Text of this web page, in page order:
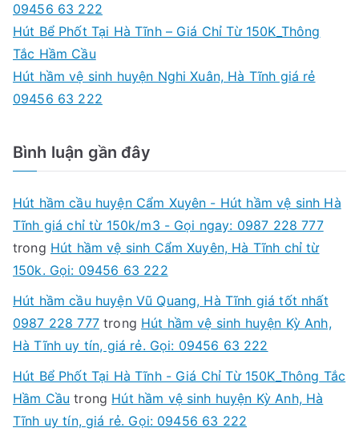
09456 63 222
Hút Bể Phốt Tại Hà Tĩnh – Giá Chỉ Từ 150K_Thông
Tắc Hầm Cầu
Hút hầm vệ sinh huyện Nghi Xuân, Hà Tĩnh giá rẻ
09456 63 222
Bình luận gần đây
Hút hầm cầu huyện Cẩm Xuyên - Hút hầm vệ sinh Hà
Tĩnh giá chỉ từ 150k/m3 - Gọi ngay: 0987 228 777
trong Hút hầm vệ sinh Cẩm Xuyên, Hà Tĩnh chỉ từ
150k. Gọi: 09456 63 222
Hút hầm cầu huyện Vũ Quang, Hà Tĩnh giá tốt nhất
0987 228 777trong Hút hầm vệ sinh huyện Kỳ Anh,
Hà Tĩnh uy tín, giá rẻ. Gọi: 09456 63 222
Hút Bể Phốt Tại Hà Tĩnh - Giá Chỉ Từ 150K_Thông Tắc
Hầm Cầu trong Hút hầm vệ sinh huyện Kỳ Anh, Hà
Tĩnh uy tín, giá rẻ. Gọi: 09456 63 222